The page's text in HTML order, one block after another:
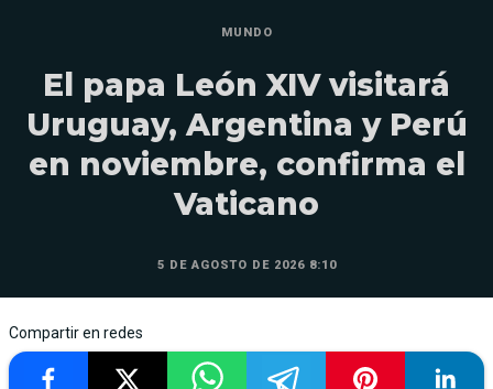
MUNDO
El papa León XIV visitará
Uruguay, Argentina y Perú
en noviembre, confirma el
Vaticano
5 DE AGOSTO DE 2026 8:10
Compartir en redes